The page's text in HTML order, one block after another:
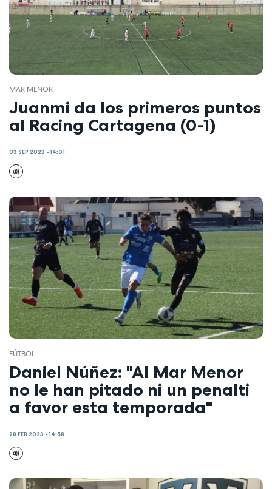
MAR MENOR
Juanmi da los primeros puntos
al Racing Cartagena (0-1)
03 SEP 2023 - 14:01
FÚTBOL
Daniel Núñez: "Al Mar Menor
no le han pitado ni un penalti
a favor esta temporada"
28 FEB 2023 - 14:58